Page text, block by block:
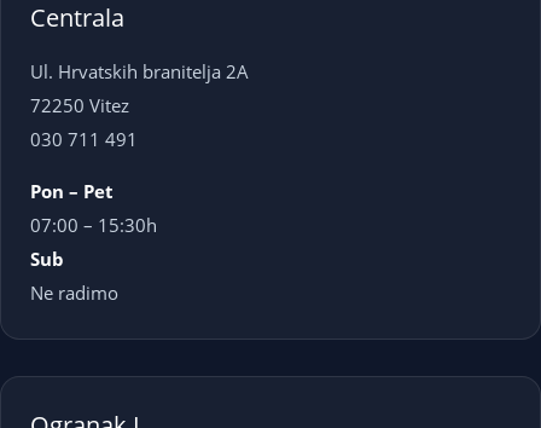
Centrala
Ul. Hrvatskih branitelja 2A
72250 Vitez
030 711 491
Pon – Pet
07:00 – 15:30h
Sub
Ne radimo